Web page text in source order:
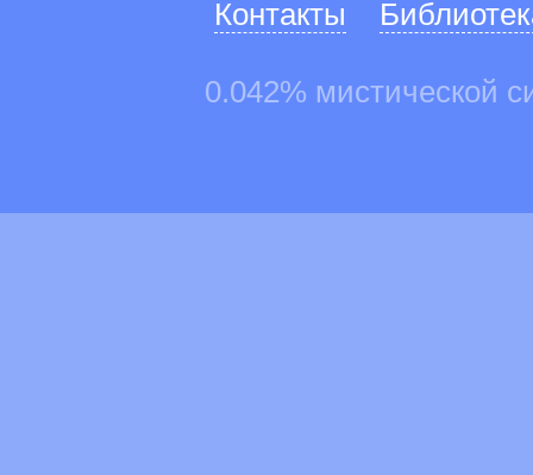
Контакты
0.042% мистической